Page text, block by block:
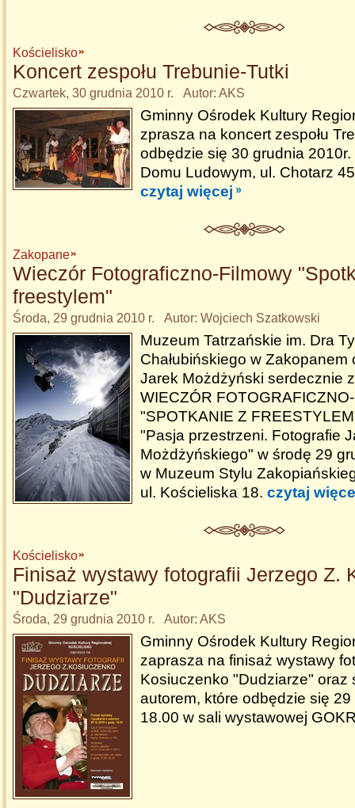
Kościelisko
Koncert zespołu Trebunie-Tutki
Czwartek, 30 grudnia 2010 r. Autor: AKS
Gminny Ośrodek Kultury
zprasza na koncert zespołu
odbędzie się 30 grudnia
Domu Ludowym, ul. Chotarz
czytaj więcej
Zakopane
Wieczór Fotograficzno-Filmowy
freestylem"
Środa, 29 grudnia 2010 r. Autor: Wojciech Szatkowski
Muzeum Tatrzańskie im. Dra
Chałubińskiego w Zakopanem
Jarek Możdżyński serdecznie
WIECZÓR
"SPOTKANIE Z
"Pasja przestrzeni. Fotografie
Możdżyńskiego" w środę 29
w Muzeum Stylu
ul. Kościeliska 18. czytaj
Kościelisko
Finisaż wystawy fotografii Jerzego Z.
"Dudziarze"
Środa, 29 grudnia 2010 r. Autor: AKS
Gminny Ośrodek Kultury
zaprasza na finisaż wystawy
Kosiuczenko "Dudziarze" oraz
autorem, które odbędzie się
18.00 w sali wystawowej